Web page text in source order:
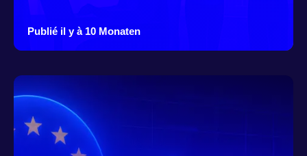
Publié il y à 10 Monaten